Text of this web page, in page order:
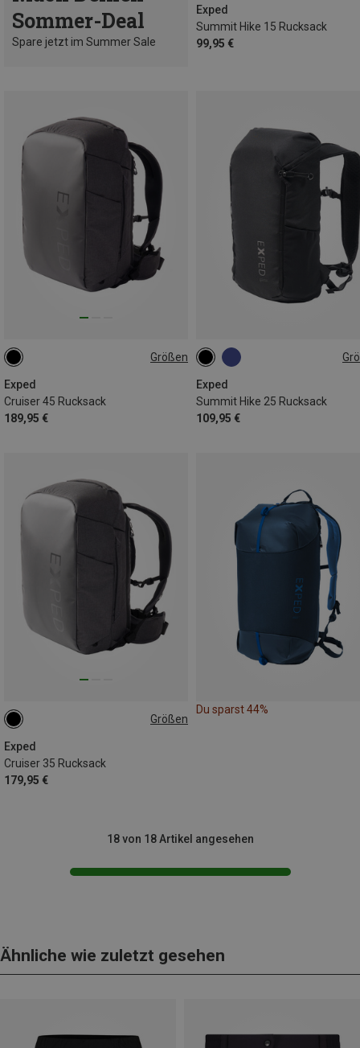
Sommer-Deal
Spare jetzt im Summer Sale
Exped
Summit Hike 15 Rucksack
99,95 €
Größen
Exped
Cruiser 45 Rucksack
189,95 €
45L
Exped
Summit Hike 25 Rucksack
109,95 €
25L
Größen
Exped
Cruiser 35 Rucksack
179,95 €
35L
Du sparst 44%
18 von 18 Artikel angesehen
Ähnliche wie zuletzt gesehen